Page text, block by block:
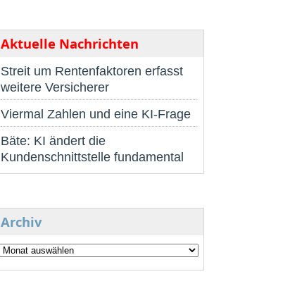
Aktuelle Nachrichten
Streit um Rentenfaktoren erfasst
weitere Versicherer
Viermal Zahlen und eine KI-Frage
Bäte: KI ändert die
Kundenschnittstelle fundamental
Archiv